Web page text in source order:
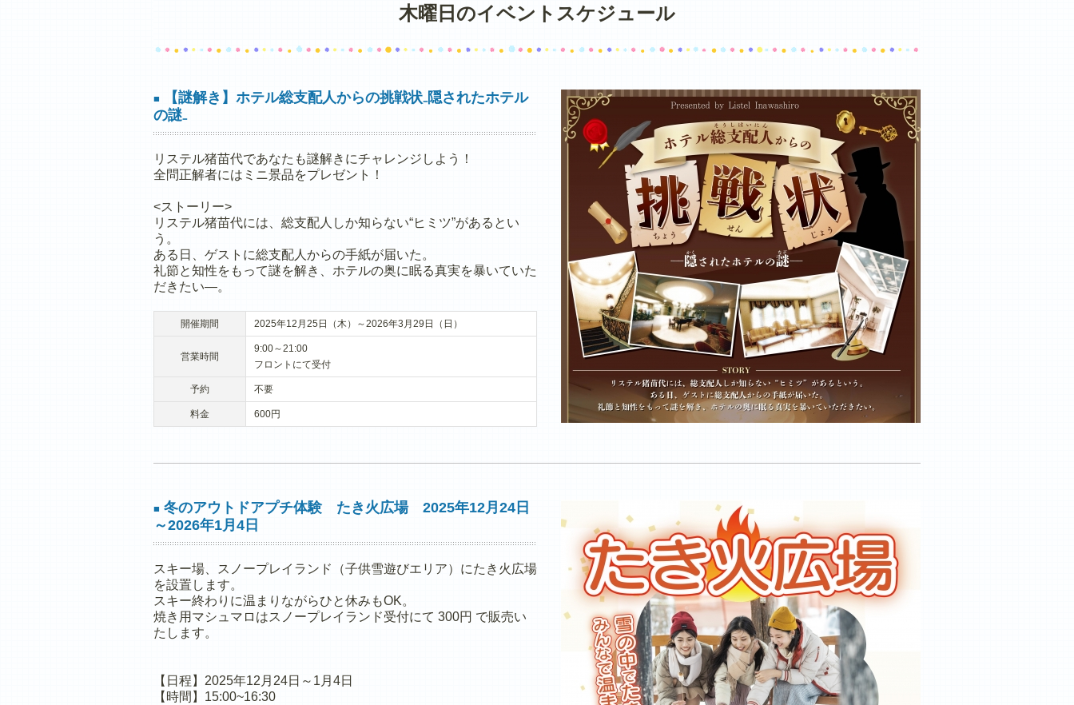
木曜日のイベントスケジュール
■
【謎解き】ホテル総支配人からの挑戦状₋隠されたホテル
の謎₋
リステル猪苗代であなたも謎解きにチャレンジしよう！
全問正解者にはミニ景品をプレゼント！
<ストーリー>
リステル猪苗代には、総支配人しか知らない“ヒミツ”があるとい
う。
ある日、ゲストに総支配人からの手紙が届いた。
礼節と知性をもって謎を解き、ホテルの奥に眠る真実を暴いていた
だきたい―。
開催期間 2025年12月25日（木）～2026年3月29日（日）
営業時間
9:00～21:00
フロントにて受付
予約 不要
料金 600円
■ 冬のアウトドアプチ体験 たき火広場 2025年12月24日
～2026年1月4日
スキー場、スノープレイランド（子供雪遊びエリア）にたき火広場
を設置します。
スキー終わりに温まりながらひと休みもOK。
焼き用マシュマロはスノープレイランド受付にて 300円 で販売い
たします。
【日程】2025年12月24日～1月4日
【時間】15:00~16:30